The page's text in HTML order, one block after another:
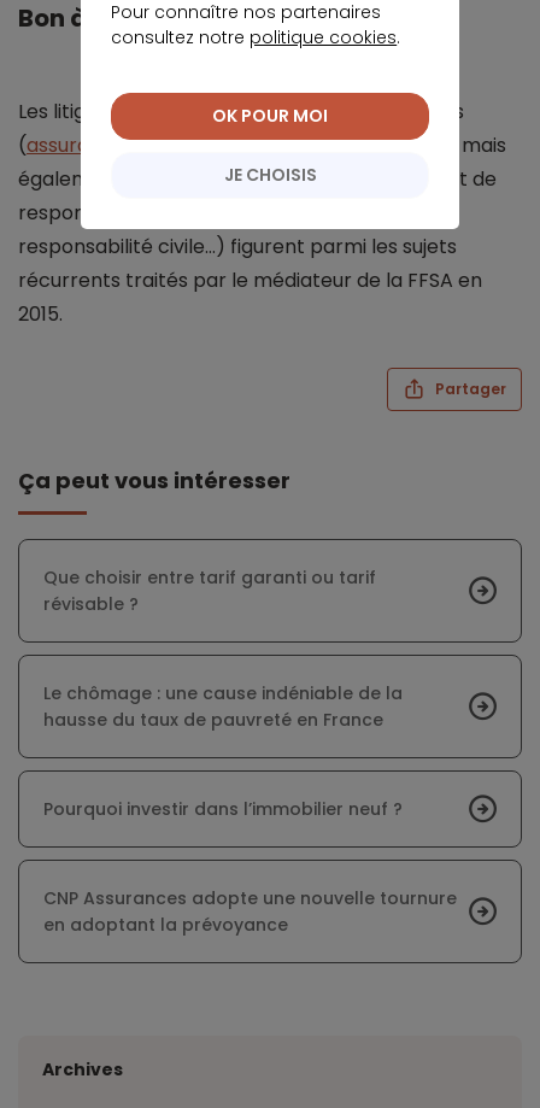
Bon à savoir
Les litiges relatifs aux assurances de personnes
(assurance emprunteur, santé, prévoyance…), mais
également ceux liés aux assurances de biens et de
responsabilité (assurance auto, habitation,
responsabilité civile…) figurent parmi les sujets
récurrents traités par le médiateur de la FFSA en
2015.
Partager
Ça peut vous intéresser
Que choisir entre tarif garanti ou tarif
révisable ?
Le chômage : une cause indéniable de la
hausse du taux de pauvreté en France
Pourquoi investir dans l’immobilier neuf ?
CNP Assurances adopte une nouvelle tournure
en adoptant la prévoyance
Archives
Pour connaître nos partenaires
consultez notre politique cookies.
JE CHOISIS
OK POUR MOI